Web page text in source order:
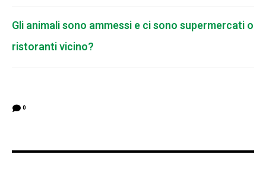
Gli animali sono ammessi e ci sono supermercati o
ristoranti vicino?
0